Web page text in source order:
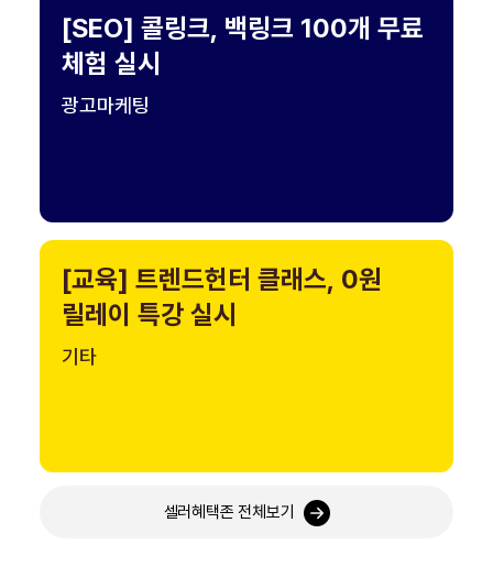
[SEO] 콜링크, 백링크 100개 무료
체험 실시
광고마케팅
[교육] 트렌드헌터 클래스, 0원
릴레이 특강 실시
기타
셀러혜택존 전체보기